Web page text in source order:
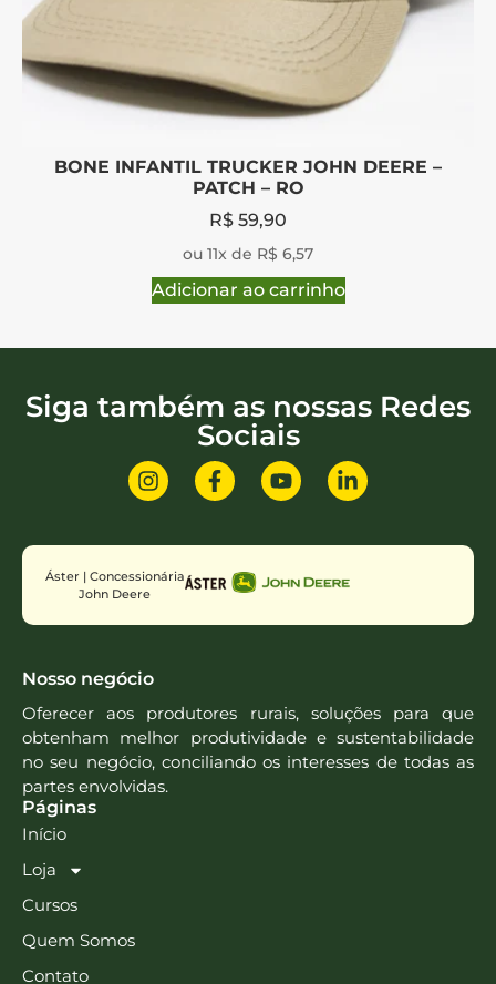
BONE INFANTIL TRUCKER JOHN DEERE –
PATCH – RO
R$ 59,90
ou 11x de R$ 6,57
Adicionar ao carrinho
Siga também as nossas Redes
Sociais
Áster | Concessionária
John Deere
Nosso negócio
Oferecer aos produtores rurais, soluções para que
obtenham melhor produtividade e sustentabilidade
no seu negócio, conciliando os interesses de todas as
partes envolvidas.
Páginas
Início
Loja
Cursos
Quem Somos
Contato